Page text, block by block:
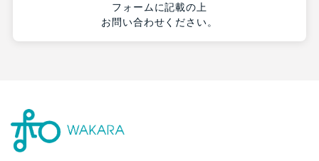
フォームに記載の上
お問い合わせください。